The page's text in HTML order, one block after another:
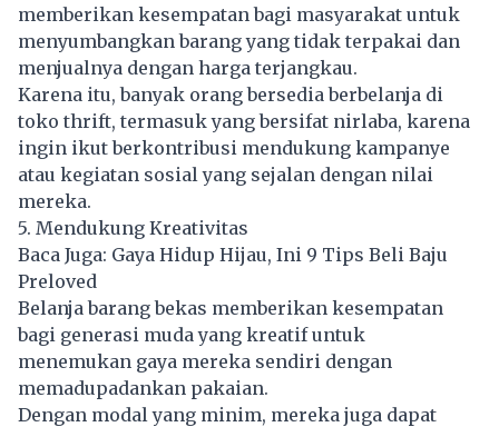
memberikan kesempatan bagi masyarakat untuk
menyumbangkan barang yang tidak terpakai dan
menjualnya dengan harga terjangkau.
Karena itu, banyak orang bersedia berbelanja di
toko thrift, termasuk yang bersifat nirlaba, karena
ingin ikut berkontribusi mendukung kampanye
atau kegiatan sosial yang sejalan dengan nilai
mereka.
5. Mendukung Kreativitas
Baca Juga: Gaya Hidup Hijau, Ini 9 Tips Beli Baju
Preloved
Belanja barang bekas memberikan kesempatan
bagi generasi muda yang kreatif untuk
menemukan gaya mereka sendiri dengan
memadupadankan pakaian.
Dengan modal yang minim, mereka juga dapat